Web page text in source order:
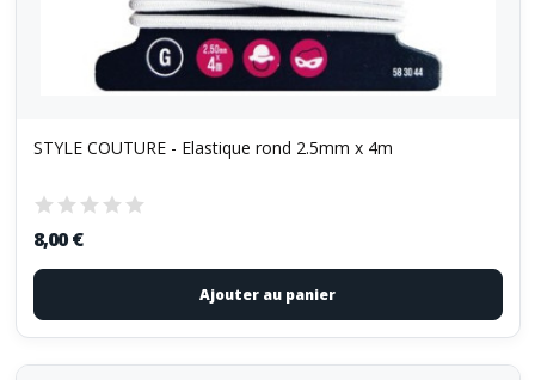
STYLE COUTURE - Elastique rond 2.5mm x 4m
8,00 €
Ajouter au panier